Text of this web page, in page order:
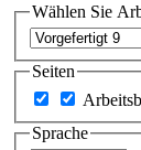
Wählen Sie
Seiten
Sprache